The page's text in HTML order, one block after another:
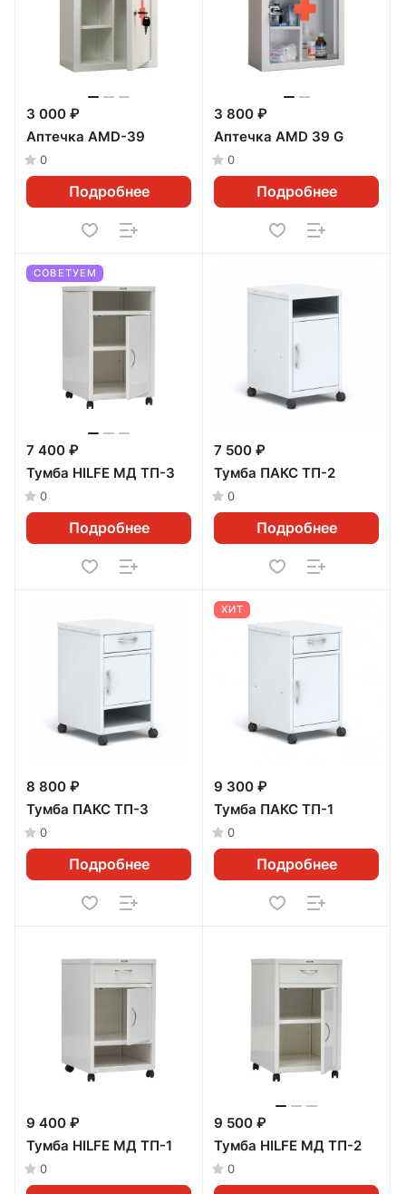
3 000 ₽
Аптечка AMD-39
0
Подробнее
3 800 ₽
Аптечка AMD 39 G
0
Подробнее
СОВЕТУЕМ
7 400 ₽
Тумба HILFE МД ТП-3
0
Подробнее
7 500 ₽
Тумба ПАКС ТП-2
0
Подробнее
8 800 ₽
Тумба ПАКС ТП-3
0
Подробнее
ХИТ
9 300 ₽
Тумба ПАКС ТП-1
0
Подробнее
9 400 ₽
Тумба HILFE МД ТП-1
0
9 500 ₽
Тумба HILFE МД ТП-2
0